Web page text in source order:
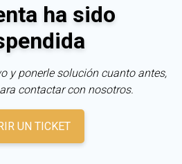
ha sido
y ponerle solución cuanto antes,
contactar con nosotros.
UN TICKET